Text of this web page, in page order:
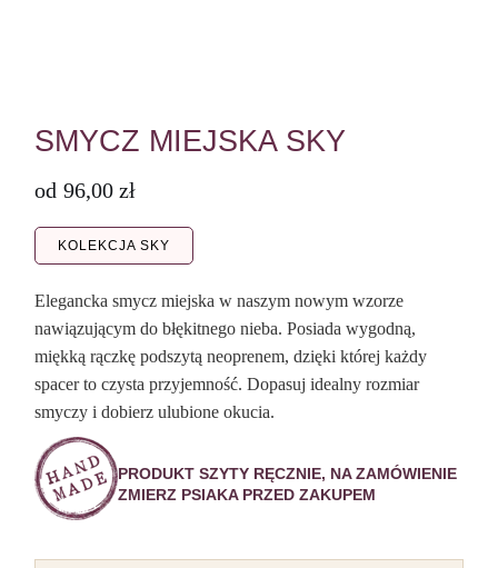
SMYCZ MIEJSKA SKY
od 96,00 zł
KOLEKCJA SKY
Elegancka smycz miejska w naszym nowym wzorze
nawiązującym do błękitnego nieba. Posiada wygodną,
miękką rączkę podszytą neoprenem, dzięki której każdy
spacer to czysta przyjemność. Dopasuj idealny rozmiar
smyczy i dobierz ulubione okucia.
PRODUKT SZYTY RĘCZNIE, NA ZAMÓWIENIE
ZMIERZ PSIAKA PRZED ZAKUPEM